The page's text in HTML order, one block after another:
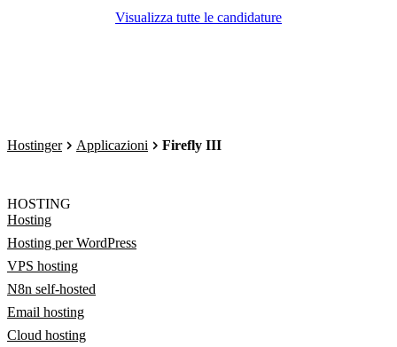
Visualizza tutte le candidature
Hostinger Applicazioni Firefly III
HOSTING
Hosting
Hosting per WordPress
VPS hosting
N8n self-hosted
Email hosting
Cloud hosting